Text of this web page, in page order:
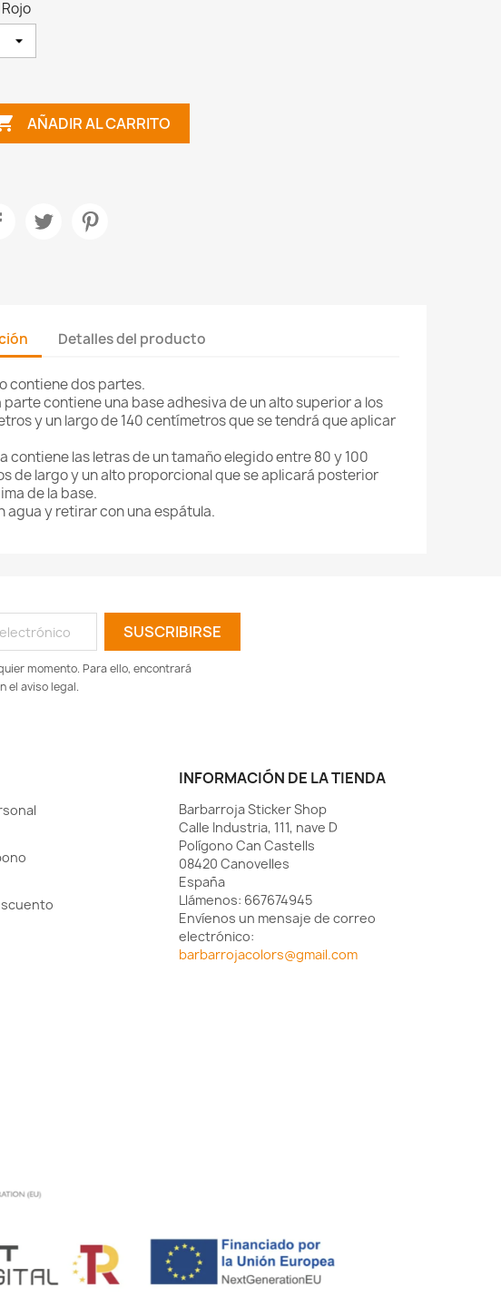
AÑADIR AL CARRITO
Detalles del producto
contiene dos partes.
parte contiene una base adhesiva de un alto superior a los
y un largo de 140 centímetros que se tendrá que aplicar
contiene las letras de un tamaño elegido entre 80 y 100
de largo y un alto proporcional que se aplicará posterior
de la base.
agua y retirar con una espátula.
momento. Para ello, encontrará
el aviso legal.
INFORMACIÓN DE LA TIENDA
Barbarroja Sticker Shop
Calle Industria, 111, nave D
Polígono Can Castells
08420 Canovelles
España
Llámenos: 667674945
Envíenos un mensaje de correo
electrónico:
barbarrojacolors@gmail.com